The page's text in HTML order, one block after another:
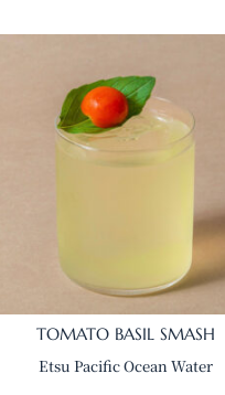
TOMATO BASIL SMASH
Etsu Pacific Ocean Water